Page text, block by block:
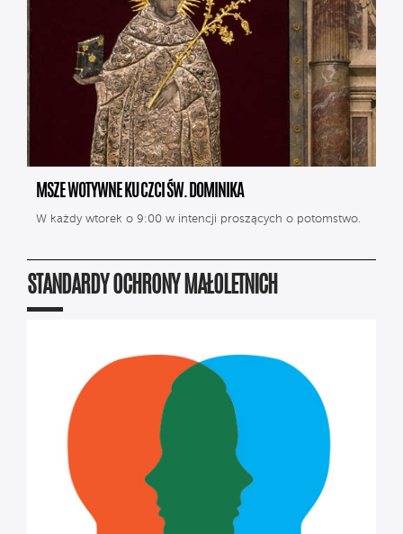
MSZE WOTYWNE KU CZCI ŚW. DOMINIKA
W każdy wtorek o 9:00 w intencji proszących o potomstwo.
STANDARDY OCHRONY MAŁOLETNICH